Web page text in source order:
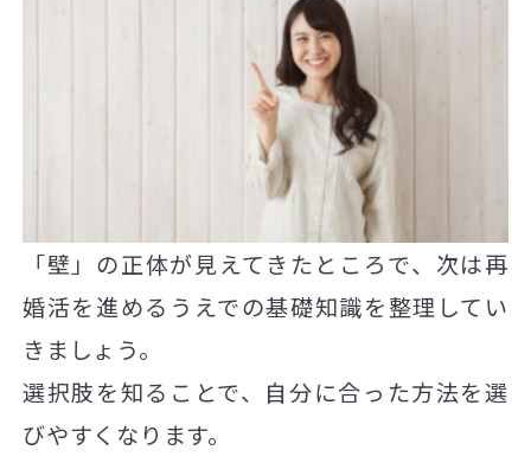
「壁」の正体が見えてきたところで、次は再
婚活を進めるうえでの基礎知識を整理してい
きましょう。
選択肢を知ることで、自分に合った方法を選
びやすくなります。